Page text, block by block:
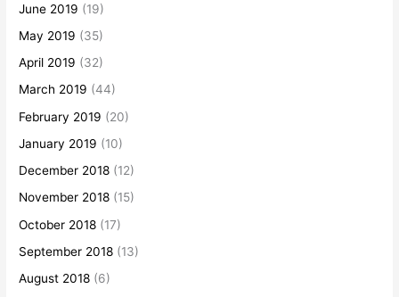
June 2019 (19)
May 2019 (35)
April 2019 (32)
March 2019 (44)
February 2019 (20)
January 2019 (10)
December 2018 (12)
November 2018 (15)
October 2018 (17)
September 2018 (13)
August 2018 (6)